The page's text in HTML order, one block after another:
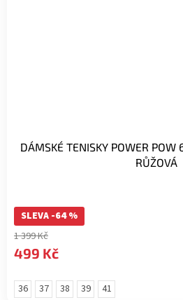
DÁMSKÉ TENISKY POWER
RŮŽOVÁ
SLEVA -64 %
1 399 Kč
499 Kč
36 37 38 39 41